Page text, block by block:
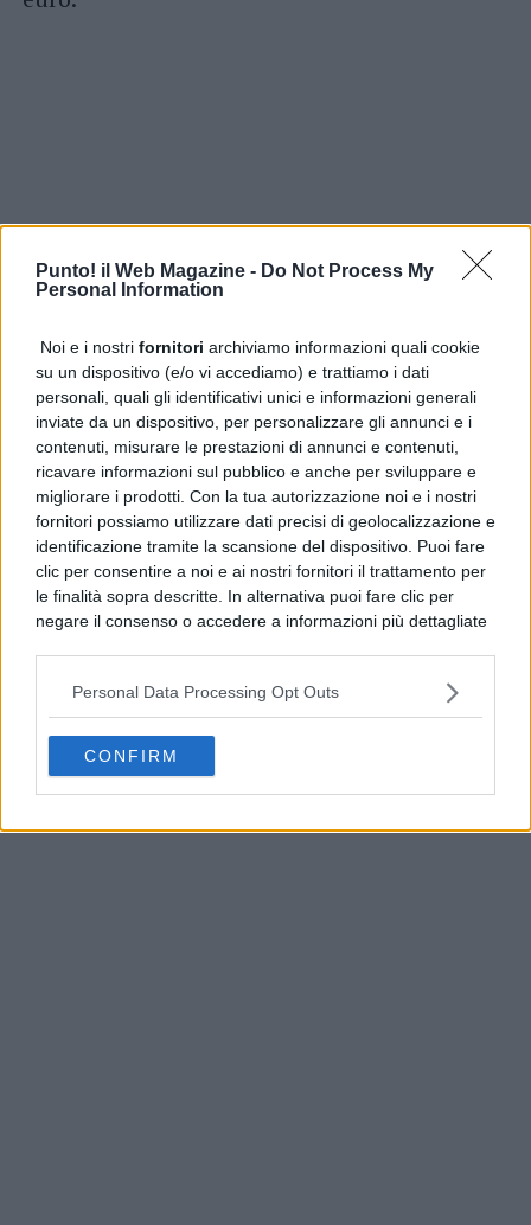
Punto! il Web Magazine - Do Not Process My
Personal Information
Noi e i nostri fornitori archiviamo informazioni quali cookie
su un dispositivo (e/o vi accediamo) e trattiamo i dati
personali, quali gli identificativi unici e informazioni generali
inviate da un dispositivo, per personalizzare gli annunci e i
contenuti, misurare le prestazioni di annunci e contenuti,
ricavare informazioni sul pubblico e anche per sviluppare e
migliorare i prodotti. Con la tua autorizzazione noi e i nostri
fornitori possiamo utilizzare dati precisi di geolocalizzazione e
identificazione tramite la scansione del dispositivo. Puoi fare
clic per consentire a noi e ai nostri fornitori il trattamento per
le finalità sopra descritte. In alternativa puoi fare clic per
negare il consenso o accedere a informazioni più dettagliate
possono non richiedere il tuo consenso, ma hai il diritto di
opporti a tale trattamento. Le tue preferenze si
applicheranno solo a questo sito web. Puoi modificare le tue
preferenze in qualsiasi momento ritornando su questo sito o
consultando la nostrainformativa sulla riservatezza.
Personal Data Processing Opt Outs
CONFIRM
ARGOMENTI CORRELATI:
CARABINIERI
CITTÀ METROPOLITANA DI NAPOLI
CRONACA NAPOLI
AVANTI IL ​​PROSSIMO
Controlli a tappeto nel Sannio: i Carabinieri in campo
contro irregolarità e abusivismo
NON PERDERE
Scippa collana a turista, Corso Garibaldi: arrestato
19enne